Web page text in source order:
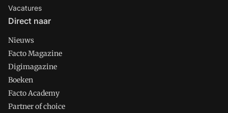
Vacatures
Direct naar
Nieuws
Facto Magazine
Digimagazine
Boeken
Facto Academy
Partner of choice